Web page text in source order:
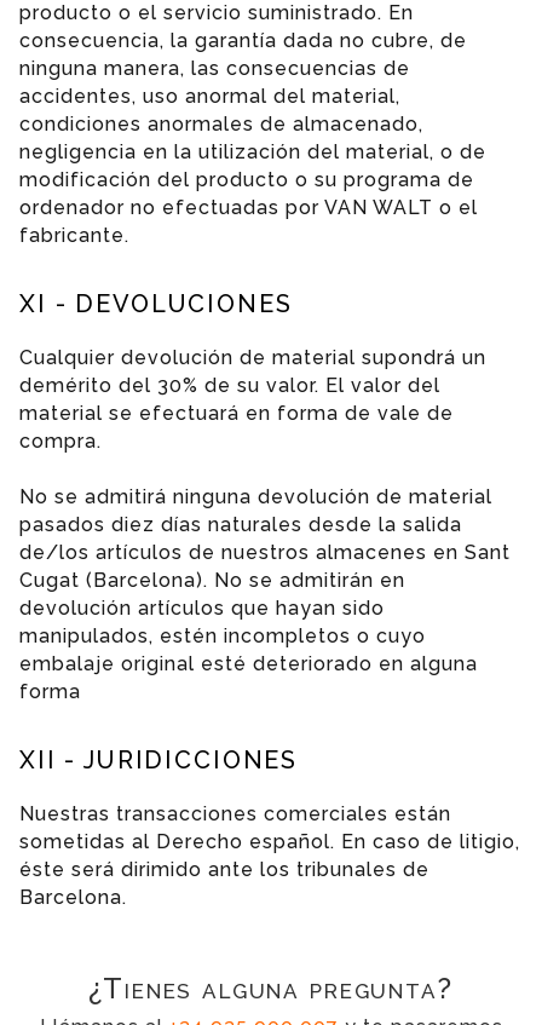
producto o el servicio suministrado. En
consecuencia, la garantía dada no cubre, de
ninguna manera, las consecuencias de
accidentes, uso anormal del material,
condiciones anormales de almacenado,
negligencia en la utilización del material, o de
modificación del producto o su programa de
ordenador no efectuadas por VAN WALT o el
fabricante.
XI - DEVOLUCIONES
Cualquier devolución de material supondrá un
demérito del 30% de su valor. El valor del
material se efectuará en forma de vale de
compra.
No se admitirá ninguna devolución de material
pasados diez días naturales desde la salida
de/los artículos de nuestros almacenes en Sant
Cugat (Barcelona). No se admitirán en
devolución artículos que hayan sido
manipulados, estén incompletos o cuyo
embalaje original esté deteriorado en alguna
forma
XII - JURIDICCIONES
Nuestras transacciones comerciales están
sometidas al Derecho español. En caso de litigio,
éste será dirimido ante los tribunales de
Barcelona.
¿Tienes alguna pregunta?